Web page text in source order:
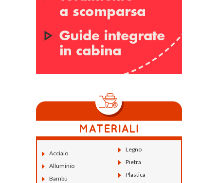
Acciaio
Alluminio
Bambù
Legno
Pietra
Plastica